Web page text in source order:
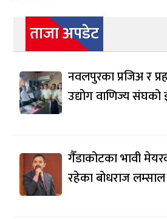
ताजा अपडेट
नवलपुरका प्रजिअ र
उद्योग वाणिज्य संघको
गैँडाकोटका भावी
रहेका बोधराज